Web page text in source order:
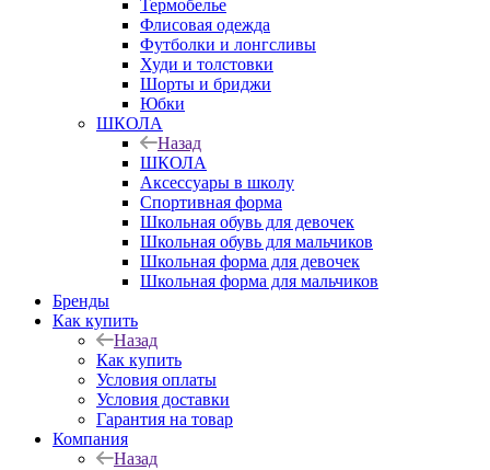
Термобелье
Флисовая одежда
Футболки и лонгсливы
Худи и толстовки
Шорты и бриджи
Юбки
ШКОЛА
Назад
ШКОЛА
Аксессуары в школу
Спортивная форма
Школьная обувь для девочек
Школьная обувь для мальчиков
Школьная форма для девочек
Школьная форма для мальчиков
Бренды
Как купить
Назад
Как купить
Условия оплаты
Условия доставки
Гарантия на товар
Компания
Назад